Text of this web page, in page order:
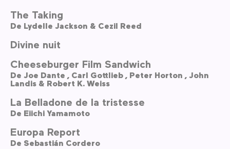
The Taking
De Lydelle Jackson & Cezil Reed
Divine nuit
Cheeseburger Film Sandwich
De Joe Dante , Carl Gottlieb , Peter Horton , John
Landis & Robert K. Weiss
La Belladone de la tristesse
De Eiichi Yamamoto
Europa Report
De Sebastián Cordero